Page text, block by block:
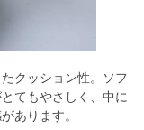
クッション性。ソフ
てもやさしく、中に
あります。